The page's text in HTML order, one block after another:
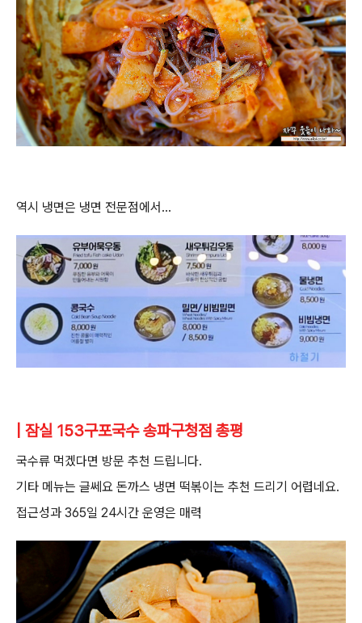
역시 냉면은 냉면 전문점에서...
| 잠실 153구포국수 송파구청점 총평
국수류 먹겠다면 방문 추천 드립니다.
기타 메뉴는 글쎄요 돈까스 냉면 떡볶이는 추천 드리기 어렵네요.
접근성과 365일 24시간 운영은 매력